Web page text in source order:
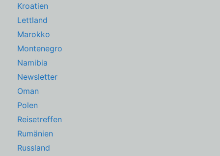
Kroatien
Lettland
Marokko
Montenegro
Namibia
Newsletter
Oman
Polen
Reisetreffen
Rumänien
Russland